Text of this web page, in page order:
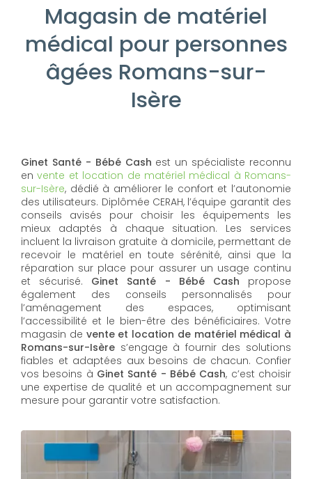
Magasin de matériel
médical pour personnes
âgées Romans-sur-
Isère
Ginet Santé - Bébé Cash est un spécialiste reconnu
envente et location de matériel médical à Romans-
sur-Isère, dédié à améliorer le confort et l’autonomie
des utilisateurs. Diplômée CERAH, l’équipe garantit des
conseils avisés pour choisir les équipements les
mieux adaptés à chaque situation. Les services
incluent la livraison gratuite à domicile, permettant de
recevoir le matériel en toute sérénité, ainsi que la
réparation sur place pour assurer un usage continu
et sécurisé. Ginet Santé - Bébé Cash propose
également des conseils personnalisés pour
l’aménagement des espaces, optimisant
l’accessibilité et le bien-être des bénéficiaires. Votre
magasin de vente et location de matériel médical à
Romans-sur-Isère s’engage à fournir des solutions
fiables et adaptées aux besoins de chacun. Confier
vos besoins à Ginet Santé - Bébé Cash, c’est choisir
une expertise de qualité et un accompagnement sur
mesure pour garantir votre satisfaction.